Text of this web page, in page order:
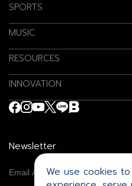
We use cookies
SPORTS
MUSIC
RESOURCES
INNOVATION
Newsletter